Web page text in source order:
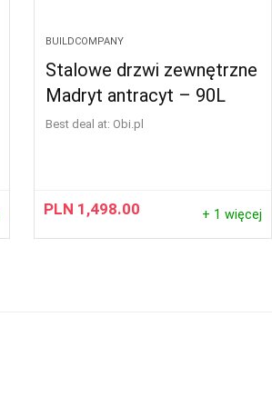
BUILDCOMPANY
Stalowe drzwi zewnętrzne
Madryt antracyt – 90L
Best deal at: obi.pl
PLN 1,498.00 + 1 więcej